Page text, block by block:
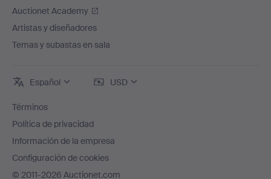
Auctionet Academy
Artistas y diseñadores
Temas y subastas en sala
Español USD
Términos
Política de privacidad
Información de la empresa
Configuración de cookies
© 2011-2026 Auctionet.com